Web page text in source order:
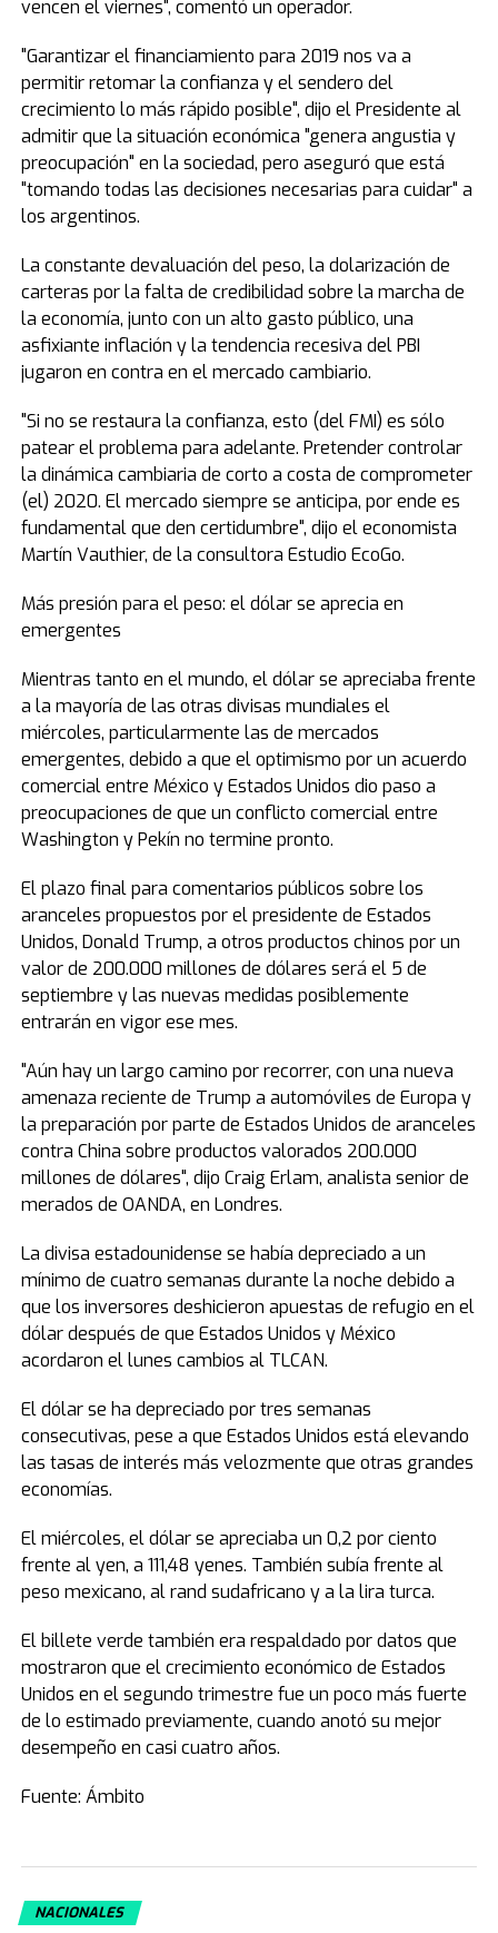
vencen el viernes", comentó un operador.
"Garantizar el financiamiento para 2019 nos va a
permitir retomar la confianza y el sendero del
crecimiento lo más rápido posible", dijo el Presidente al
admitir que la situación económica "genera angustia y
preocupación" en la sociedad, pero aseguró que está
"tomando todas las decisiones necesarias para cuidar" a
los argentinos.
La constante devaluación del peso, la dolarización de
carteras por la falta de credibilidad sobre la marcha de
la economía, junto con un alto gasto público, una
asfixiante inflación y la tendencia recesiva del PBI
jugaron en contra en el mercado cambiario.
"Si no se restaura la confianza, esto (del FMI) es sólo
patear el problema para adelante. Pretender controlar
la dinámica cambiaria de corto a costa de comprometer
(el) 2020. El mercado siempre se anticipa, por ende es
fundamental que den certidumbre", dijo el economista
Martín Vauthier, de la consultora Estudio EcoGo.
Más presión para el peso: el dólar se aprecia en
emergentes
Mientras tanto en el mundo, el dólar se apreciaba frente
a la mayoría de las otras divisas mundiales el
miércoles, particularmente las de mercados
emergentes, debido a que el optimismo por un acuerdo
comercial entre México y Estados Unidos dio paso a
preocupaciones de que un conflicto comercial entre
Washington y Pekín no termine pronto.
El plazo final para comentarios públicos sobre los
aranceles propuestos por el presidente de Estados
Unidos, Donald Trump, a otros productos chinos por un
valor de 200.000 millones de dólares será el 5 de
septiembre y las nuevas medidas posiblemente
entrarán en vigor ese mes.
"Aún hay un largo camino por recorrer, con una nueva
amenaza reciente de Trump a automóviles de Europa y
la preparación por parte de Estados Unidos de aranceles
contra China sobre productos valorados 200.000
millones de dólares", dijo Craig Erlam, analista senior de
merados de OANDA, en Londres.
La divisa estadounidense se había depreciado a un
mínimo de cuatro semanas durante la noche debido a
que los inversores deshicieron apuestas de refugio en el
dólar después de que Estados Unidos y México
acordaron el lunes cambios al TLCAN.
El dólar se ha depreciado por tres semanas
consecutivas, pese a que Estados Unidos está elevando
las tasas de interés más velozmente que otras grandes
economías.
El miércoles, el dólar se apreciaba un 0,2 por ciento
frente al yen, a 111,48 yenes. También subía frente al
peso mexicano, al rand sudafricano y a la lira turca.
El billete verde también era respaldado por datos que
mostraron que el crecimiento económico de Estados
Unidos en el segundo trimestre fue un poco más fuerte
de lo estimado previamente, cuando anotó su mejor
desempeño en casi cuatro años.
Fuente: Ámbito
NACIONALES